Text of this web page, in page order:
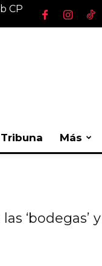
CP
Más
‘bodegas’ y